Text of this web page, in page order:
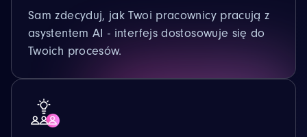
Sam zdecyduj, jak Twoi pracownicy pracują z
asystentem AI - interfejs dostosowuje się do
Twoich procesów.